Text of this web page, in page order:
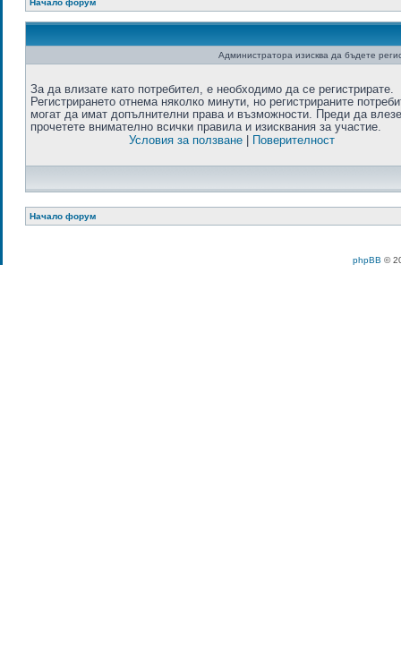
Начало форум
Администратора изисква да бъдете
За да влизате като потребител, е необходимо да се регистрирате.
Регистрирането отнема няколко минути, но регистрираните
могат да имат допълнителни права и възможности. Преди да
прочетете внимателно всички правила и изисквания за участие.
Условия за ползване
Поверителност
Начало форум
phpBB ©